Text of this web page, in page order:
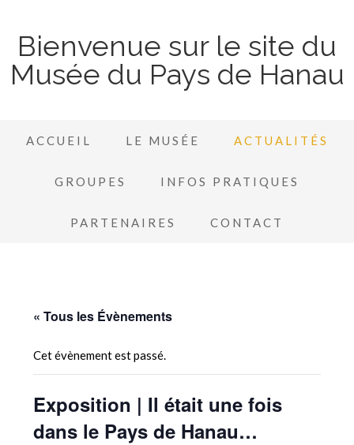
Bienvenue sur le site du
Musée du Pays de Hanau
ACCUEIL LE MUSÉE ACTUALITÉS
GROUPES INFOS PRATIQUES
PARTENAIRES CONTACT
« Tous les Évènements
Cet évènement est passé.
Exposition | Il était une fois
dans le Pays de Hanau…